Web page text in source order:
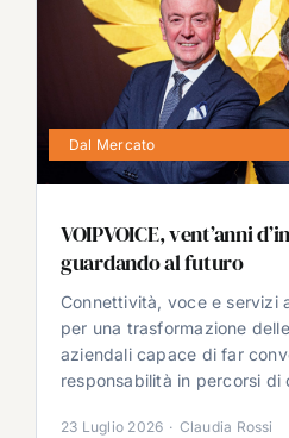
Dal Mercato
VOIPVOICE, vent’anni
guardando al futuro
Connettività, voce e servizi
per una trasformazione
aziendali capace di far
responsabilità in percorsi di
23 Luglio 2026 · Claudia Rossi